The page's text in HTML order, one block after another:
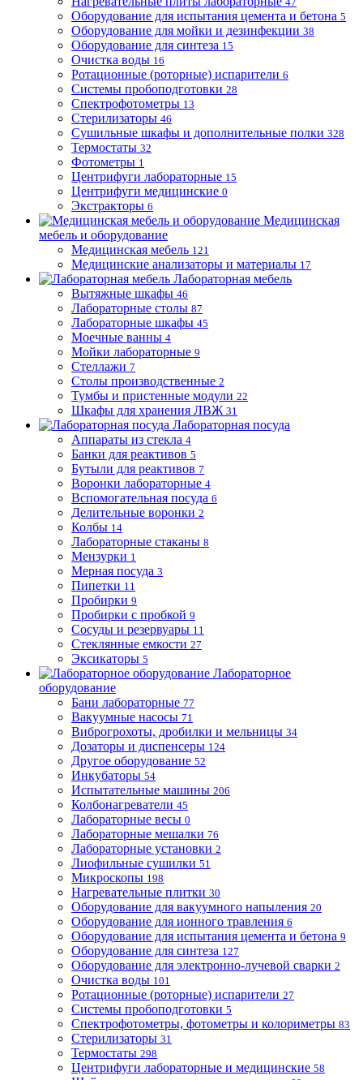
Оборудование для испытания цемента и бетона 5
Оборудование для мойки и дезинфекции 38
Оборудование для синтеза 15
Очистка воды 16
Ротационные (роторные) испарители 6
Системы пробоподготовки 28
Спектрофотометры 13
Стерилизаторы 46
Сушильные шкафы и дополнительные полки 328
Термостаты 32
Фотометры 1
Центрифуги лабораторные 15
Центрифуги медицинские 0
Экстракторы 6
Медицинская
мебель и оборудование
Медицинская мебель 121
Медицинские анализаторы и материалы 17
Лабораторная мебель
Вытяжные шкафы 46
Лабораторные столы 87
Лабораторные шкафы 45
Моечные ванны 4
Мойки лабораторные 9
Стеллажи 7
Столы производственные 2
Тумбы и пристенные модули 22
Шкафы для хранения ЛВЖ 31
Лабораторная посуда
Аппараты из стекла 4
Банки для реактивов 5
Бутыли для реактивов 7
Воронки лабораторные 4
Вспомогательная посуда 6
Делительные воронки 2
Колбы 14
Лабораторные стаканы 8
Мензурки 1
Мерная посуда 3
Пипетки 11
Пробирки 9
Пробирки с пробкой 9
Сосуды и резервуары 11
Стеклянные емкости 27
Эксикаторы 5
Лабораторное
оборудование
Бани лабораторные 77
Вакуумные насосы 71
Виброгрохоты, дробилки и мельницы 34
Дозаторы и диспенсеры 124
Другое оборудование 52
Инкубаторы 54
Испытательные машины 206
Колбонагреватели 45
Лабораторные весы 0
Лабораторные мешалки 76
Лабораторные установки 2
Лиофильные сушилки 51
Микроскопы 198
Нагревательные плитки 30
Оборудование для вакуумного напыления 20
Оборудование для ионного травления 6
Оборудование для испытания цемента и бетона 9
Оборудование для синтеза 127
Оборудование для электронно-лучевой сварки 2
Очистка воды 101
Ротационные (роторные) испарители 27
Системы пробоподготовки 5
Спектрофотометры, фотометры и колориметры 83
Стерилизаторы 31
Термостаты 298
Центрифуги лабораторные и медицинские 58